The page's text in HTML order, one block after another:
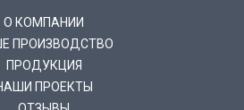
О КОМПАНИИ
ПРОИЗВОДСТВО
ПРОДУКЦИЯ
ПРОЕКТЫ